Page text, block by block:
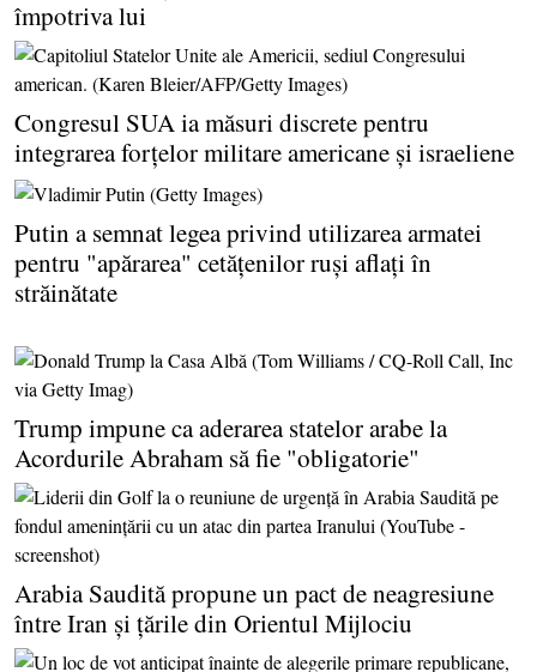
împotriva lui
Congresul SUA ia măsuri discrete pentru
integrarea forţelor militare americane şi israeliene
Putin a semnat legea privind utilizarea armatei
pentru "apărarea" cetăţenilor ruşi aflaţi în
străinătate
Trump impune ca aderarea statelor arabe la
Acordurile Abraham să fie "obligatorie"
Arabia Saudită propune un pact de neagresiune
între Iran şi ţările din Orientul Mijlociu